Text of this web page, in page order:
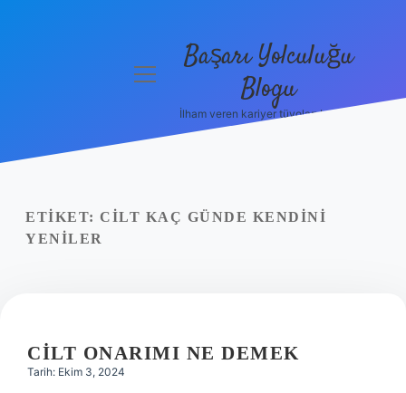
Yasal Uyarı
menüyüBaşarı Yolculuğu
Blogu
İlham veren kariyer tüyoları burada!
ETIKET: CILT KAÇ GÜNDE KENDINI
YENILER
CILT ONARIMI NE DEMEK
Tarih: Ekim 3, 2024